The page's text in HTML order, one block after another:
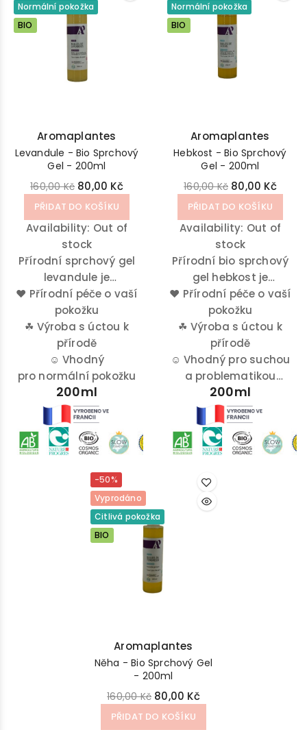
Normální pokožka
BIO
Aromaplantes
Levandule - Bio Sprchový
Gel - 200ml
160,00 Kč 80,00 Kč
PŘIDAT DO KOŠÍKU
Availability: Out of
stock
Přírodní sprchový gel
levandule je
obohacený o éterický
olej z levandule
♥ Přírodní péče o vaší
pokožku
☘ Výroba s úctou k
přírodě
☺ Vhodný
pro normální pokožku
200ml
Normální pokožka
BIO
Aromaplantes
Hebkost - Bio Sprchový
Gel - 200ml
160,00 Kč 80,00 Kč
PŘIDAT DO KOŠÍKU
Availability: Out of
stock
Přírodní bio sprchový
gel hebkost je
obohacený o
esenciální oleje z
levandule a
citronového eukalyptu.
♥ Přírodní péče o vaší
pokožku
☘ Výroba s úctou k
přírodě
☺ Vhodný pro suchou
a problematikou
pokožku
200ml
-50%
Vyprodáno
Citlivá pokožka
BIO
Aromaplantes
Něha - Bio Sprchový Gel
- 200ml
160,00 Kč 80,00 Kč
PŘIDAT DO KOŠÍKU